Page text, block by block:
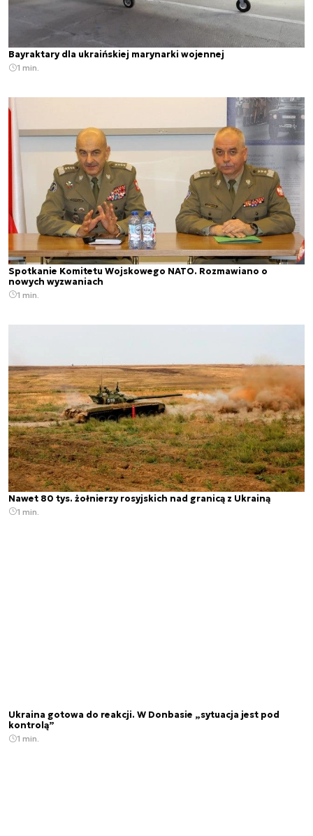
Bayraktary dla ukraińskiej marynarki wojennej
1 min.
Spotkanie Komitetu Wojskowego NATO. Rozmawiano o
nowych wyzwaniach
1 min.
Nawet 80 tys. żołnierzy rosyjskich nad granicą z Ukrainą
1 min.
Ukraina gotowa do reakcji. W Donbasie „sytuacja jest pod
kontrolą”
1 min.